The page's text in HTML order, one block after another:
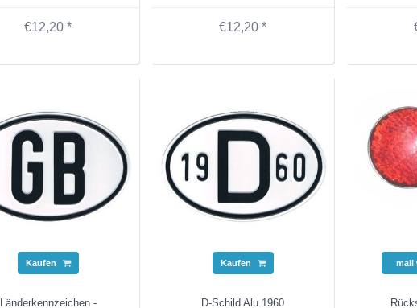
€12,20 * €12,20 *
Kaufen
Länderkennzeichen -
Kaufen
D-Schild Alu 1960
mail